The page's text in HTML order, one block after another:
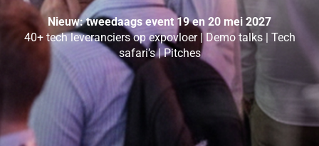
Nieuw: tweedaags event 19 en 20 mei 2027
40+ tech leveranciers op expovloer | Demo talks | Tech
safari’s | Pitches